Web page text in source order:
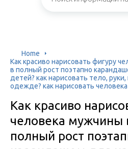
Home
Как красиво нарисовать фигуру
в полный рост поэтапно
детей? как нарисовать тело,
одежде? как нарисовать
Как красиво
человека мужчины
полный рост